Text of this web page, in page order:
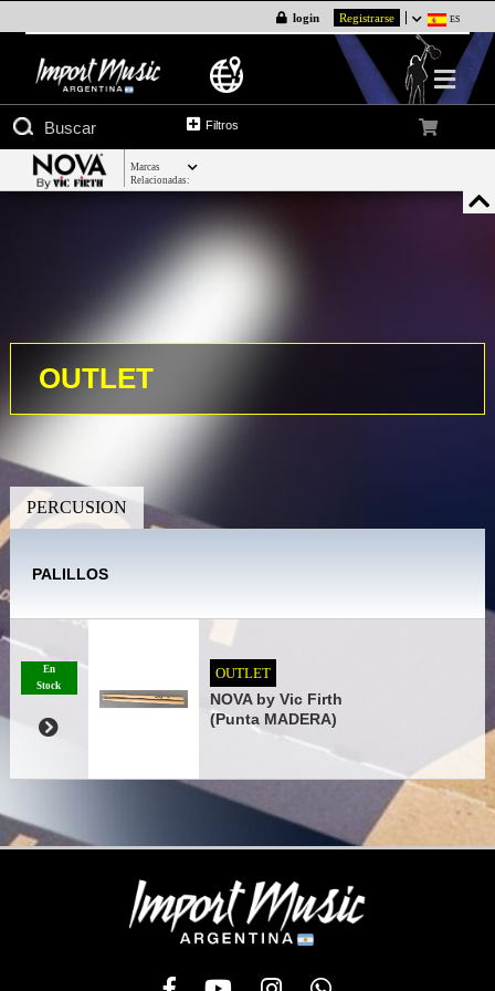
login Registrarse ES
Filtros
Marcas
Relacionadas:
OUTLET
PERCUSION
PALILLOS
En
Stock
OUTLET
NOVA by Vic Firth
(Punta MADERA)